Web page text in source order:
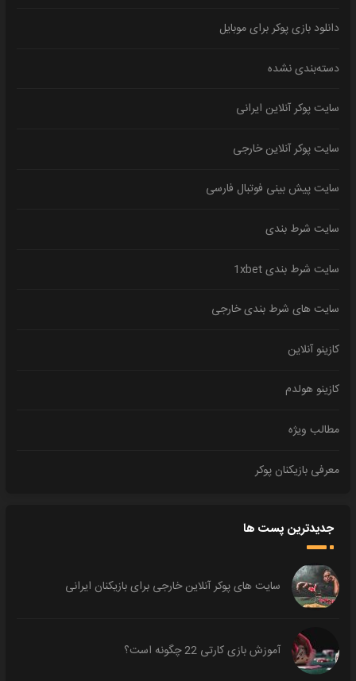
دانلود بازی پوکر برای موبایل
دسته‌بندی نشده
سایت پوکر آنلاین ایرانی
سایت پوکر آنلاین خارجی
سایت پیش بینی فوتبال فارسی
سایت شرط بندی
سایت شرط بندی 1xbet
سایت های شرط بندی خارجی
کازینو آنلاین
کازینو هولدم
مطالب ویژه
معرفی بازیکنان پوکر
جدیدترین پست ها
سایت های پوکر آنلاین خارجی برای بازیکنان ایرانی
آموزش بازی کارتی 22 چگونه است؟